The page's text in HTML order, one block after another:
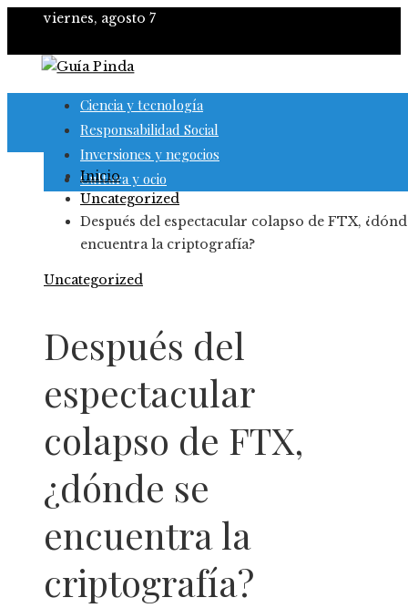
viernes, agosto 7
Ciencia y tecnología
Responsabilidad Social
Inversiones y negocios
Cultura y ocio
Inicio
Uncategorized
Después del espectacular colapso de FTX,
encuentra la criptografía?
Uncategorized
Después del
espectacular
colapso de FTX,
¿dónde se
encuentra la
criptografía?